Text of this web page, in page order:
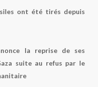
ont été tirés depuis
la reprise de ses
suite au refus par le